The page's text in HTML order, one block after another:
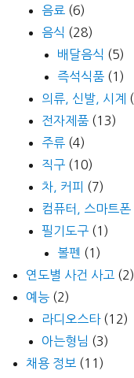
음료 (6)
음식 (28)
배달음식 (5)
즉석식품 (1)
의류, 신발, 시계
전자제품 (13)
주류 (4)
직구 (10)
차, 커피 (7)
컴퓨터, 스마트폰
필기도구 (1)
볼펜 (1)
연도별 사건 사고 (2)
예능 (2)
라디오스타(12)
아는형님 (3)
채용 정보 (11)